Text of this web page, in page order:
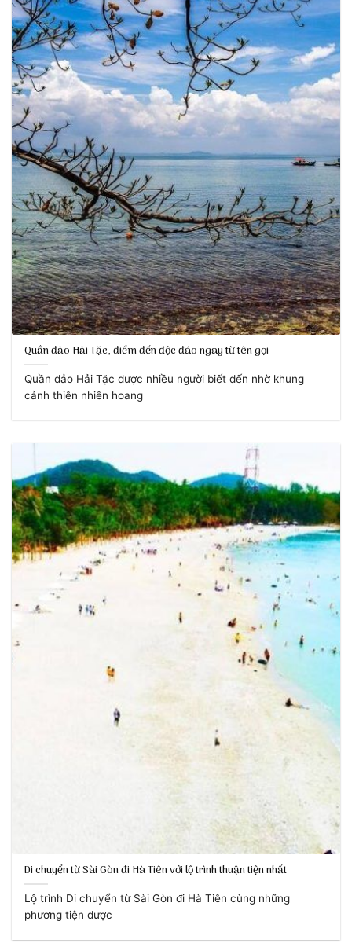
Quần đảo Hải Tặc, điểm đến độc đáo ngay từ tên gọi
Quần đảo Hải Tặc được nhiều người biết đến nhờ khung
cảnh thiên nhiên hoang
Di chuyển từ Sài Gòn đi Hà Tiên với lộ trình thuận tiện nhất
Lộ trình Di chuyển từ Sài Gòn đi Hà Tiên cùng những
phương tiện được